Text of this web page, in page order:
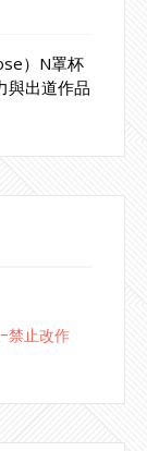
）N罩杯
與出道作品
禁止改作